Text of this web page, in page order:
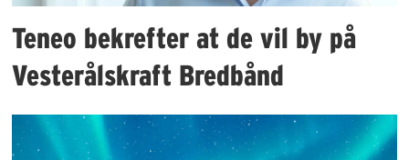
Teneo bekrefter at de vil by på
Vesterålskraft Bredbånd